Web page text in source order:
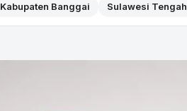
Kabupaten Banggai Sulawesi Tengah